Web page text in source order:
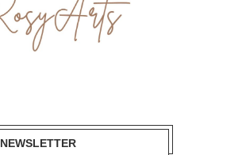
NEWSLETTER